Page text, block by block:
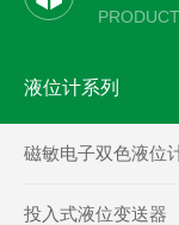
液位计系列
磁敏电子双色液位
投入式液位变送器